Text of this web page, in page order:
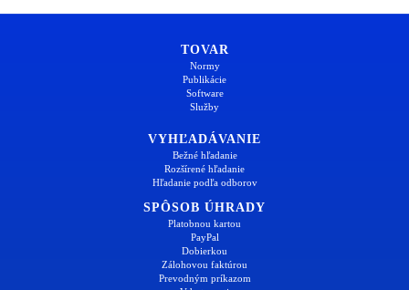
TOVAR
Normy
Publikácie
Software
Služby
VYHĽADÁVANIE
Bežné hľadanie
Rozšírené hľadanie
Hľadanie podľa odborov
SPÔSOB ÚHRADY
Platobnou kartou
PayPal
Dobierkou
Zálohovou faktúrou
Prevodným príkazom